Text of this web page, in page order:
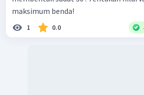
maksimum benda!
1 0.0